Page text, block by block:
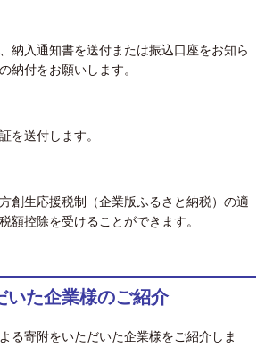
納入通知書を送付または振込口座をお知ら
納付をお願いします。
を送付します。
創生応援税制（企業版ふるさと納税）の適
額控除を受けることができます。
いた企業様のご紹介
る寄附をいただいた企業様をご紹介しま